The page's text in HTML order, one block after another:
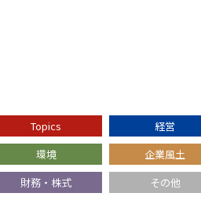
Topics
経営
環境
企業風土
財務・株式 その他